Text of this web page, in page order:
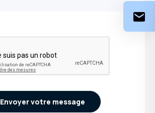
Envoyer votre message